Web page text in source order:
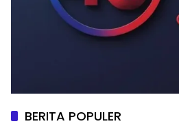
BERITA POPULER